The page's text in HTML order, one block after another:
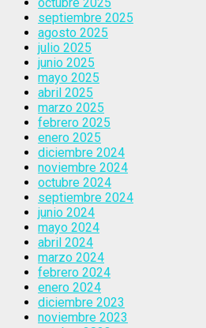
septiembre 2025
agosto 2025
julio 2025
junio 2025
mayo 2025
abril 2025
marzo 2025
febrero 2025
enero 2025
diciembre 2024
noviembre 2024
octubre 2024
septiembre 2024
junio 2024
mayo 2024
abril 2024
marzo 2024
febrero 2024
enero 2024
diciembre 2023
noviembre 2023